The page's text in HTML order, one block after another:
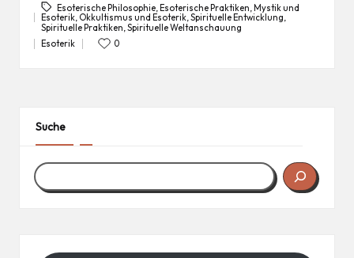
Tags:
Esoterische Philosophie, Esoterische Praktiken Mystik und
Esoterik, Okkultismus und Esoterik,Spirituelle Entwicklung,
Spirituelle Praktiken,Spirituelle Weltanschauung
Posted
Esoterik 0
Suche